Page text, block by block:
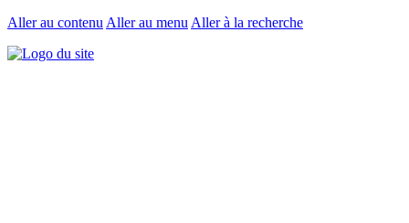
Aller au contenu Aller au menu Aller à la recherche